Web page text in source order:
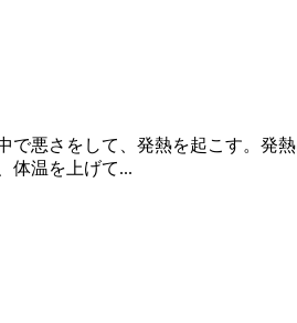
悪さをして、発熱を起こす。発
体温を上げて...